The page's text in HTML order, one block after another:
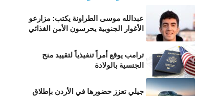
عبدالله موسى الطراونة يكتب: مزارعو
الأغوار الجنوبية يحرسون الأمن الغذائي
ترامب يوقع أمراً تنفيذياً لتقييد منح
الجنسية بالولادة
جيلي تعزز حضورها في الأردن بإطلاق